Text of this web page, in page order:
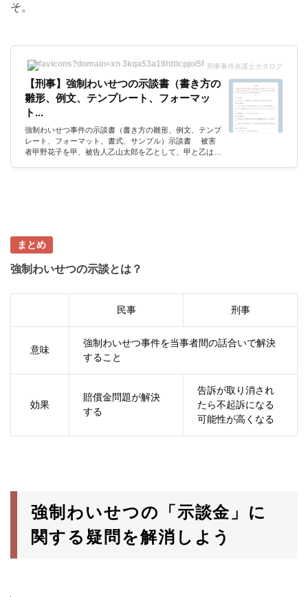
そ。
刑事事件弁護士カタログ
【刑事】強制わいせつの示談書（書き方の
雛形、例文、テンプレート、フォーマッ
ト...
強制わいせつ事件の示談書（書き方の雛形、例文、テンプ
レート、フォーマット、書式、サンプル）示談書 被害
者甲野花子を甲、被告人乙山太郎を乙として、甲と乙は、
まとめ
強制わいせつの示談とは？
民事 刑事
意味
強制わいせつ事件を当事者間の話合いで解決
すること
効果
賠償金問題が解決
する
告訴が取り消され
たら不起訴になる
可能性が高くなる
強制わいせつの「示談金」に
関する疑問を解消しよう